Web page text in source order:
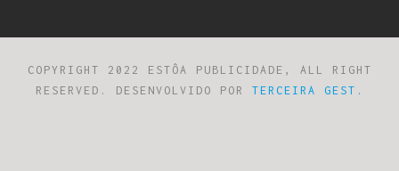
COPYRIGHT 2022 ESTÔA PUBLICIDADE, ALL RIGHT
RESERVED. DESENVOLVIDO POR TERCEIRA GEST.